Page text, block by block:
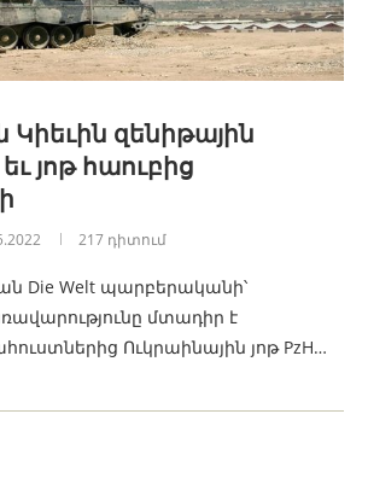
զենիթային
յոթ հաուբից
217 դիտում
Die Welt պարբերականի՝
մտադիր է
Ուկրաինային յոթ PzH…